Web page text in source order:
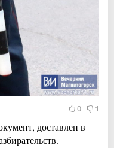
0 1
доставлен в